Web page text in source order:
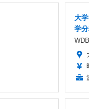
大
学